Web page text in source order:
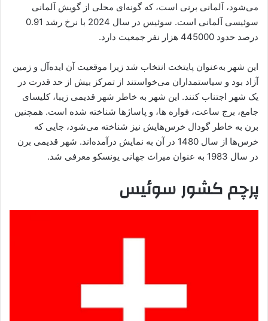
می‌شود، آلمانی برنی است، که گونه‌ای محلی از گویش آلمانی
سوئیسی آلمانی است. سوئیس در سال 2024 با نرخ رشد 0.91
درصد حدود 445000 هزار نفر جمعیت دارد.
این شهر به‌عنوان پایتخت انتخاب شد زیرا موقعیت آن ایده‌آل و زمین
آزاد بود و سیاستمداران می‌خواستند از تمرکز بیش از حد قدرت در
یک شهر اجتناب کنند. این شهر به خاطر شهر قدیمی زیبا، کلیسای
جامع، برج ساعت، فواره ها، و پاساژها شناخته شده است. همچنین
برن به خاطر گودال خرس‌هایش نیز شناخته می‌شود، جایی که
خرس‌ها از سال 1480 در آن به نمایش درآمده‌اند. شهر قدیمی برن
در سال 1983 به عنوان میراث جهانی یونسکو معرفی شد.
پرچم کشور سوئیس